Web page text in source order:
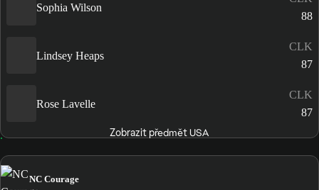
Sophia Wilson
88
Lindsey Heaps
CLK
87
Rose Lavelle
CLK
87
Zobrazit předmět USA
NC Courage